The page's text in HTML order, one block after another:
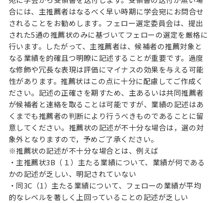
合には、主推薦者はなるべく早い時期に学会宛にお問合せ
されることをお勧めします。フェロー選定委員会は、提出
された5通の推薦状のみに基づいてフェローの選定を厳格に
行います。したがって、主推薦者は、候補者の推薦対象と
なる業績を的確且つ明瞭に記述することが重要です。過度
な修飾や冗長な表現は評価にマイナスの効果を与える可能
性があります。推薦状はこの点に十分に配慮してご作成く
ださい。記述の正確さを期すため、主あるいは共同推薦者
が候補者と連絡を取ることは可能ですが、業績の記述はあ
くまでも推薦者の判断により行うべきものであることに留
意してください。推薦状の記述が不十分な場合は，選の対
象外となりますので，予めご了承ください。
※推薦状の記述が不十分な場合とは、例えば
・主推薦状3B（１）主たる業績について、業績が何である
かの記述が乏しい、明記されていない
・同3C（1）主たる業績について、フェローの業績が平均
的なレベルを著しく上回っていることの記述が乏しい